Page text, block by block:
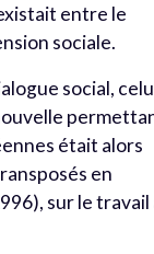
entre le
sociale.
social,
était alors
en
sur le travail